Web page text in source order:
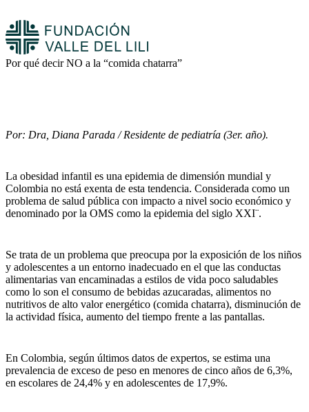
Por qué decir NO a la “comida chatarra”
Por: Dra, Diana Parada / Residente de pediatría (3er. año).
La obesidad infantil es una epidemia de dimensión mundial y
Colombia no está exenta de esta tendencia. Considerada como un
problema de salud pública con impacto a nivel socio económico y
denominado por la OMS como la epidemia del siglo XXI¨.
Se trata de un problema que preocupa por la exposición de los niños
y adolescentes a un entorno inadecuado en el que las conductas
alimentarias van encaminadas a estilos de vida poco saludables
como lo son el consumo de bebidas azucaradas, alimentos no
nutritivos de alto valor energético (comida chatarra), disminución de
la actividad física, aumento del tiempo frente a las pantallas.
En Colombia, según últimos datos de expertos, se estima una
prevalencia de exceso de peso en menores de cinco años de 6,3%,
en escolares de 24,4% y en adolescentes de 17,9%.